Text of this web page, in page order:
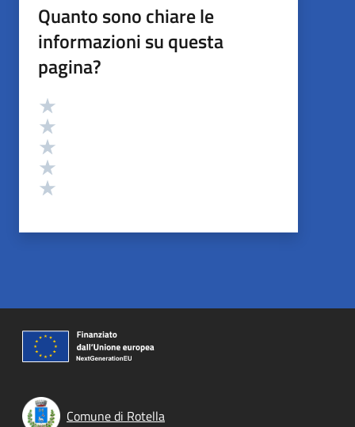
Quanto sono chiare le
informazioni su questa
pagina?
Valutazione
Comune di Rotella